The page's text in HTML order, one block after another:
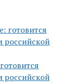
российской